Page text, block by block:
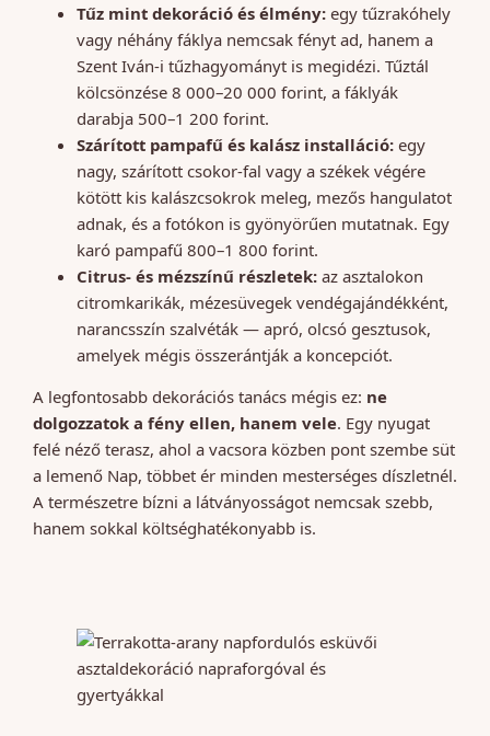
Tűz mint dekoráció és élmény: egy tűzrakóhely
vagy néhány fáklya nemcsak fényt ad, hanem a
Szent Iván-i tűzhagyományt is megidézi. Tűztál
kölcsönzése 8 000–20 000 forint, a fáklyák
darabja 500–1 200 forint.
Szárított pampafű és kalász installáció: egy
nagy, szárított csokor-fal vagy a székek végére
kötött kis kalászcsokrok meleg, mezős hangulatot
adnak, és a fotókon is gyönyörűen mutatnak. Egy
karó pampafű 800–1 800 forint.
Citrus- és mézszínű részletek: az asztalokon
citromkarikák, mézesüvegek vendégajándékként,
narancsszín szalvéták — apró, olcsó gesztusok,
amelyek mégis összerántják a koncepciót.
A legfontosabb dekorációs tanács mégis ez: ne
dolgozzatok a fény ellen, hanem vele. Egy nyugat
felé néző terasz, ahol a vacsora közben pont szembe süt
a lemenő Nap, többet ér minden mesterséges díszletnél.
A természetre bízni a látványosságot nemcsak szebb,
hanem sokkal költséghatékonyabb is.